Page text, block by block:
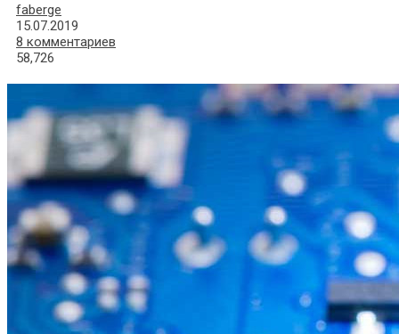
faberge
15.07.2019
8 комментариев
58,726